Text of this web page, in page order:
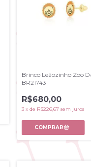
Brinco Leãozinho Zoo
BR21743
R$680,00
3 x de R$226,67 sem juros